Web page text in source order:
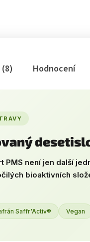
Hodnocení
PMS není jen další
bioaktivních
Saffr'Activ® Vegan